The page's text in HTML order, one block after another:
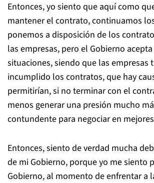
Entonces, yo siento que aquí como
mantener el contrato, continuamos
ponemos a disposición de los
las empresas, pero el Gobierno
situaciones, siendo que las empresas
incumplido los contratos, que hay
permitirían, si no terminar con el
menos generar una presión mucho
contundente para negociar en
Entonces, siento de verdad mucha
de mi Gobierno, porque yo me siento
Gobierno, al momento de enfrentar a